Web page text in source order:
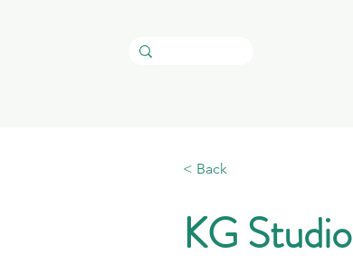
< Back
KG Studio